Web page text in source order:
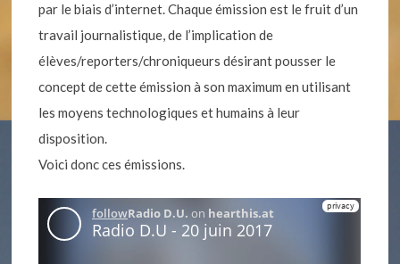
par le biais d’internet. Chaque émission est le fruit d’un
travail journalistique, de l’implication de
élèves/reporters/chroniqueurs désirant pousser le
concept de cette émission à son maximum en utilisant
les moyens technologiques et humains à leur
disposition.
Voici donc ces émissions.